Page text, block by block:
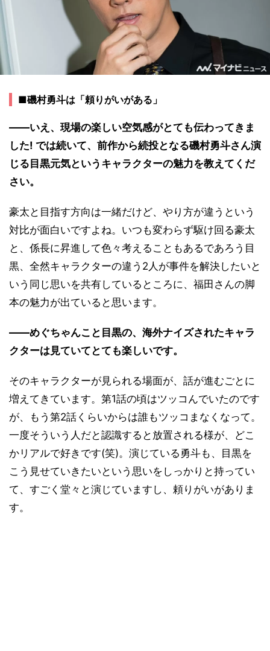
■磯村勇斗は「頼りがいがある」
――いえ、現場の楽しい空気感がとても伝わってきま
した! では続いて、前作から続投となる磯村勇斗さん演
じる目黒元気というキャラクターの魅力を教えてくだ
さい。
豪太と目指す方向は一緒だけど、やり方が違うという
対比が面白いですよね。いつも変わらず駆け回る豪太
と、係長に昇進して色々考えることもあるであろう目
黒、全然キャラクターの違う2人が事件を解決したいと
いう同じ思いを共有しているところに、福田さんの脚
本の魅力が出ていると思います。
――めぐちゃんこと目黒の、海外ナイズされたキャラ
クターは見ていてとても楽しいです。
そのキャラクターが見られる場面が、話が進むごとに
増えてきています。第1話の頃はツッコんでいたのです
が、もう第2話くらいからは誰もツッコまなくなって。
一度そういう人だと認識すると放置される様が、どこ
かリアルで好きです(笑)。演じている勇斗も、目黒を
こう見せていきたいという思いをしっかりと持ってい
て、すごく堂々と演じていますし、頼りがいがありま
す。